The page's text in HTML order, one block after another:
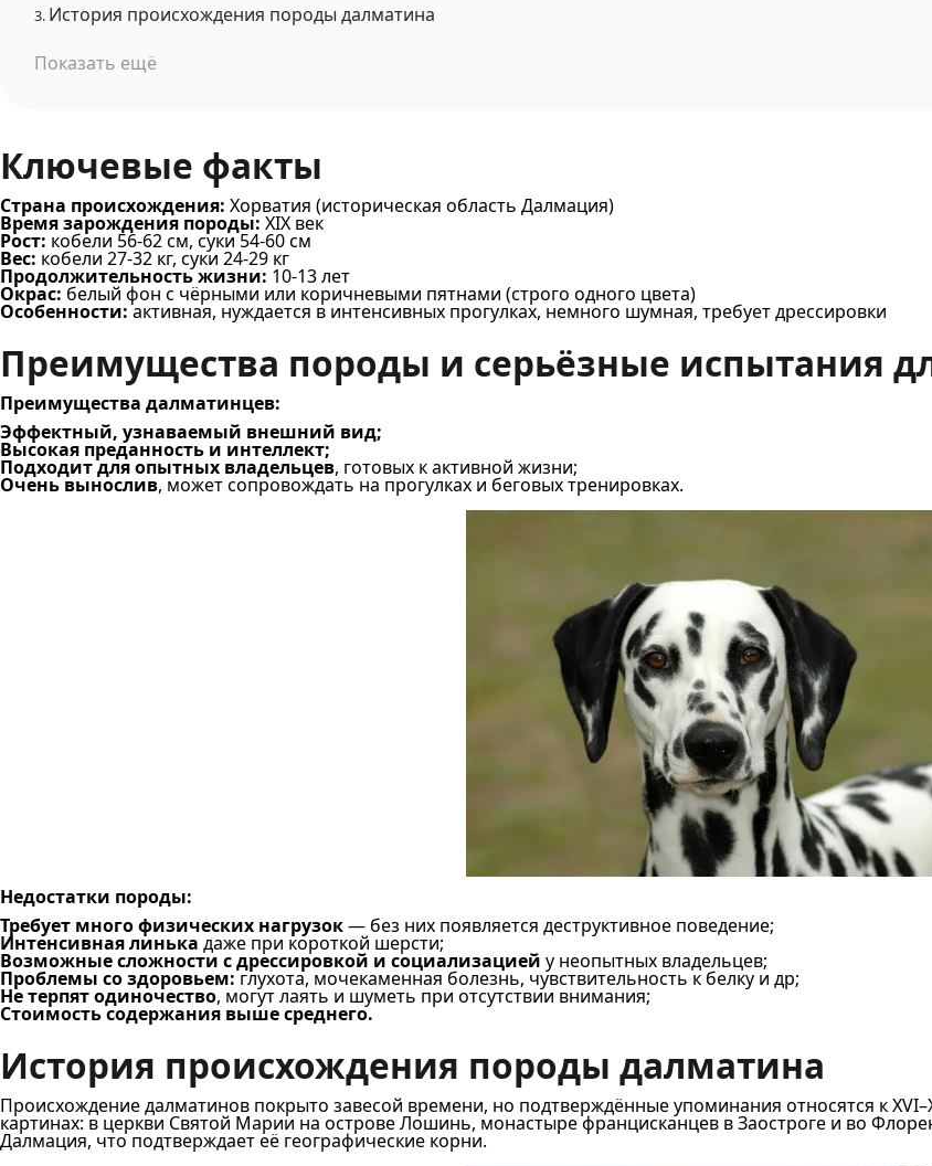
3. История происхождения породы далматина
Показать ещё
Ключевые факты
Страна происхождения: Хорватия (историческая область Далмация)
Время зарождения породы: XIX век
Рост: кобели 56-62 см, суки 54-60 см
Вес: кобели 27-32 кг, суки 24-29 кг
Продолжительность жизни: 10-13 лет
Окрас: белый фон с чёрными или коричневыми пятнами (строго одного цвета)
Особенности:активная, нуждается в интенсивных прогулках, немного шумная, требует дрессировки
Преимущества породы и серьёзные испытания
Преимущества далматинцев:
Эффектный, узнаваемый внешний вид;
Высокая преданность и интеллект;
Подходит для опытных владельцев, готовых к активной жизни;
Очень вынослив, может сопровождать на прогулках и беговых тренировках.
Недостатки породы:
Требует много физических нагрузок— без них появляется деструктивное поведение;
Интенсивная линька даже при короткой шерсти;
Возможные сложности с дрессировкой и социализацией у неопытных владельцев;
Проблемы со здоровьем:глухота, мочекаменная болезнь, чувствительность к белку и др;
Не терпят одиночество, могут лаять и шуметь при отсутствии внимания;
Стоимость содержания выше среднего.
История происхождения породы далматина
Происхождение далматинов покрыто завесой времени, но подтверждённые упоминания относятся к
картинах: в церкви Святой Марии на острове Лошинь, монастыре францисканцев в Заостроге и во
Далмация, что подтверждает её географические корни.